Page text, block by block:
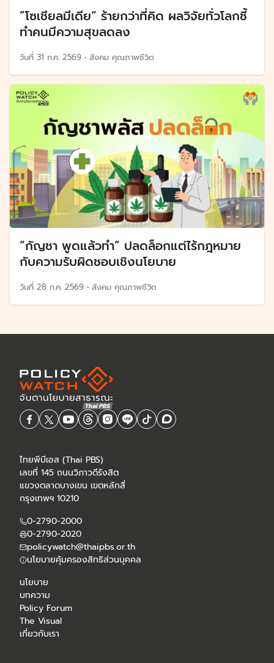
”โซเชียลมีเดีย“ ร้ายกว่าที่คิด ผลวิจัยทั่วโลกชี้
ทำคนมีความสุขลดลง
วันที่ 31 ก.ค. 2569 • สังคม คุณภาพชีวิต
“กัญชา พูดแล้วทำ” ปลดล็อกแต่ไร้กฎหมาย
กับความรับผิดชอบเชิงนโยบาย
วันที่ 28 ก.ค. 2569 • สังคม คุณภาพชีวิต
ไทยพีบีเอส (Thai PBS)
เลขที่ 145 ถนนวิภาวดีรังสิต
แขวงตลาดบางเขน เขตหลักสี่
กรุงเทพฯ 10210
0-2790-2000
0-2790-2020
policywatch@thaipbs.or.th
นโยบายคุ้มครองสิทธิส่วนบุคคล
นโยบาย
บทความ
Policy Forum
The Visual
เกี่ยวกับเรา